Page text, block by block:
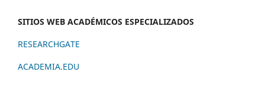
SITIOS WEB ACADÉMICOS ESPECIALIZADOS
RESEARCHGATE
ACADEMIA.EDU